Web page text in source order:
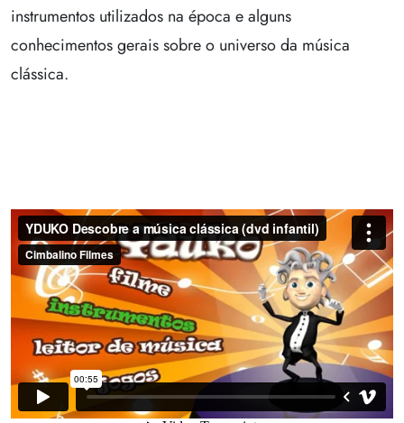
instrumentos utilizados na época e alguns
conhecimentos gerais sobre o universo da música
clássica.